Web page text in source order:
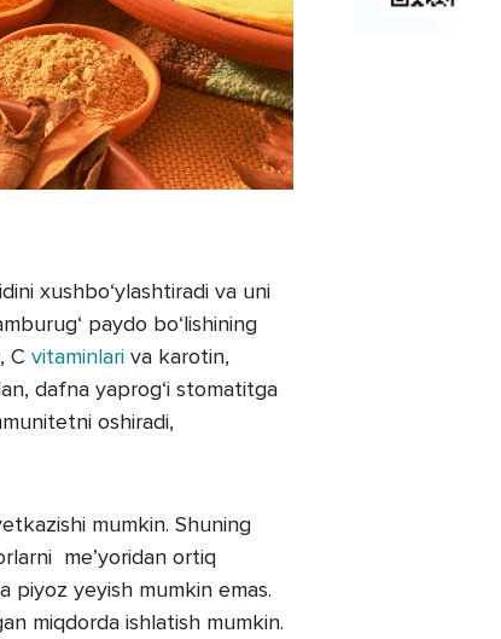
xushbo‘ylashtiradi va uni
paydo bo‘lishining
C vitaminlari va karotin,
dafna yaprog‘i stomatitga
oshiradi,
mumkin. Shuning
me’yoridan ortiq
piyoz yeyish mumkin emas.
miqdorda ishlatish mumkin.